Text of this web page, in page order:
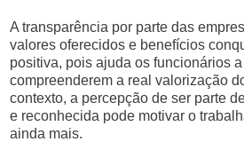
A transparência por parte das
valores oferecidos e benefícios
positiva, pois ajuda os funcionários
compreenderem a real valorização
contexto, a percepção de ser parte
e reconhecida pode motivar o
ainda mais.